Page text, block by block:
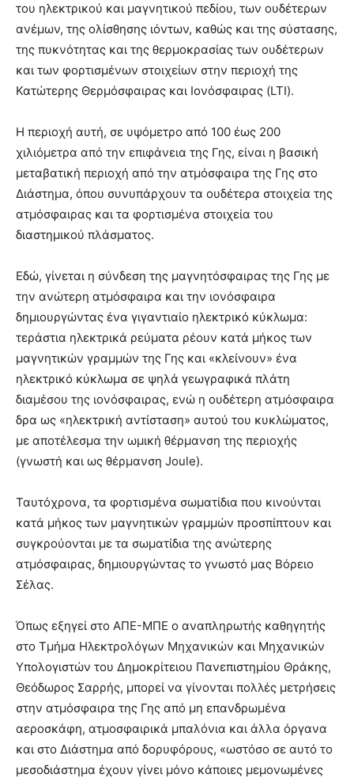
of
pain.
pornhun
hd
porn
του ηλεκτρικού και μαγνητικού πεδίου, των ουδέτερων
ανέμων, της ολίσθησης ιόντων, καθώς και της σύστασης,
της πυκνότητας και της θερμοκρασίας των ουδέτερων
και των φορτισμένων στοιχείων στην περιοχή της
Κατώτερης Θερμόσφαιρας και Ιονόσφαιρας (LTI).
Η περιοχή αυτή, σε υψόμετρο από 100 έως 200
χιλιόμετρα από την επιφάνεια της Γης, είναι η βασική
μεταβατική περιοχή από την ατμόσφαιρα της Γης στο
Διάστημα, όπου συνυπάρχουν τα ουδέτερα στοιχεία της
ατμόσφαιρας και τα φορτισμένα στοιχεία του
διαστημικού πλάσματος.
Εδώ, γίνεται η σύνδεση της μαγνητόσφαιρας της Γης με
την ανώτερη ατμόσφαιρα και την ιονόσφαιρα
δημιουργώντας ένα γιγαντιαίο ηλεκτρικό κύκλωμα:
τεράστια ηλεκτρικά ρεύματα ρέουν κατά μήκος των
μαγνητικών γραμμών της Γης και «κλείνουν» ένα
ηλεκτρικό κύκλωμα σε ψηλά γεωγραφικά πλάτη
διαμέσου της ιονόσφαιρας, ενώ η ουδέτερη ατμόσφαιρα
δρα ως «ηλεκτρική αντίσταση» αυτού του κυκλώματος,
με αποτέλεσμα την ωμική θέρμανση της περιοχής
(γνωστή και ως θέρμανση Joule).
Ταυτόχρονα, τα φορτισμένα σωματίδια που κινούνται
κατά μήκος των μαγνητικών γραμμών προσπίπτουν και
συγκρούονται με τα σωματίδια της ανώτερης
ατμόσφαιρας, δημιουργώντας το γνωστό μας Βόρειο
Σέλας.
Όπως εξηγεί στο ΑΠΕ-ΜΠΕ ο αναπληρωτής καθηγητής
στο Τμήμα Ηλεκτρολόγων Μηχανικών και Μηχανικών
Υπολογιστών του Δημοκρίτειου Πανεπιστημίου Θράκης,
Θεόδωρος Σαρρής, μπορεί να γίνονται πολλές μετρήσεις
στην ατμόσφαιρα της Γης από μη επανδρωμένα
αεροσκάφη, ατμοσφαιρικά μπαλόνια και άλλα όργανα
και στο Διάστημα από δορυφόρους, «ωστόσο σε αυτό το
μεσοδιάστημα έχουν γίνει μόνο κάποιες μεμονωμένες